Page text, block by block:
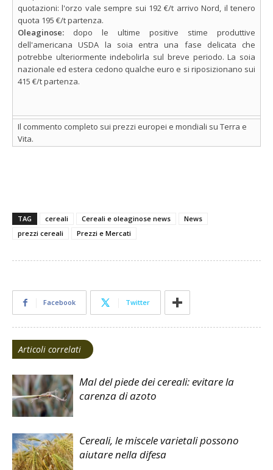
quotazioni: l'orzo vale sempre sui 192 €/t arrivo Nord, il tenero
quota 195 €/t partenza.
Oleaginose: dopo le ultime positive stime produttive
dell'americana USDA la soia entra una fase delicata che
potrebbe ulteriormente indebolirla sul breve periodo. La soia
nazionale ed estera cedono qualche euro e si riposizionano sui
415 €/t partenza.
Il commento completo sui prezzi europei e mondiali su Terra e
Vita.
TAG cereali Cereali e oleaginose news
News
prezzi cereali
Prezzi e Mercati
Facebook Twitter
Articoli correlati
Mal del piede dei cereali: evitare la
carenza di azoto
Cereali, le miscele varietali possono
aiutare nella difesa